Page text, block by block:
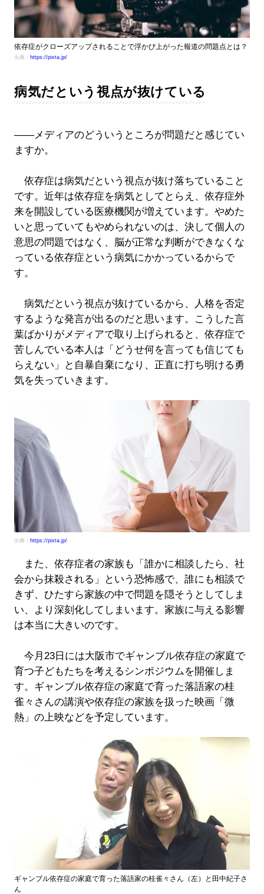
依存症がクローズアップされることで浮かび上がった報道の問題点とは？
出典： https://pixta.jp/
病気だという視点が抜けている
――メディアのどういうところが問題だと感じてい
ますか。
依存症は病気だという視点が抜け落ちていること
です。近年は依存症を病気としてとらえ、依存症外
来を開設している医療機関が増えています。やめた
いと思っていてもやめられないのは、決して個人の
意思の問題ではなく、脳が正常な判断ができなくな
っている依存症という病気にかかっているからで
す。
病気だという視点が抜けているから、人格を否定
するような発言が出るのだと思います。こうした言
葉ばかりがメディアで取り上げられると、依存症で
苦しんでいる本人は「どうせ何を言っても信じても
らえない」と自暴自棄になり、正直に打ち明ける勇
気を失っていきます。
出典： https://pixta.jp/
また、依存症者の家族も「誰かに相談したら、社
会から抹殺される」という恐怖感で、誰にも相談で
きず、ひたすら家族の中で問題を隠そうとしてしま
い、より深刻化してしまいます。家族に与える影響
は本当に大きいのです。
今月23日には大阪市でギャンブル依存症の家庭で
育つ子どもたちを考えるシンポジウムを開催しま
す。ギャンブル依存症の家庭で育った落語家の桂
雀々さんの講演や依存症の家族を扱った映画「微
熱」の上映などを予定しています。
ギャンブル依存症の家庭で育った落語家の桂雀々さん（左）と田中紀子さ
ん